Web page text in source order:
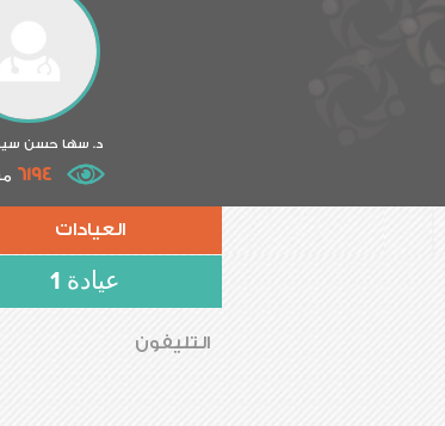
د. سها حسن
6194
العيادات
عيادة 1
التليفون